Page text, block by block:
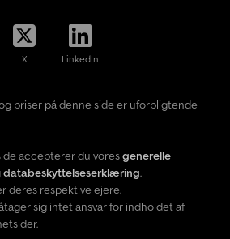
X LinkedIn
priser på denne side er uforpligtende
accepterer du voresgenerelle
databeskyttelseserklæring.
deres respektive ejere.
sig intet ansvar for indholdet af